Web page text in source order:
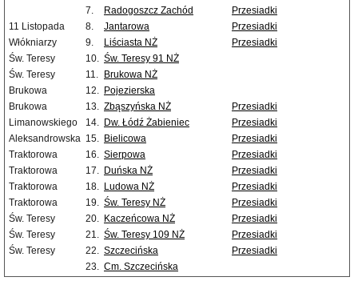
7.
Radogoszcz Zachód
Przesiadki
11 Listopada
8. Jantarowa
Przesiadki
Włókniarzy
9. Liściasta NŻ
Przesiadki
Św. Teresy
10. Św. Teresy 91 NŻ
Św. Teresy
11.
Brukowa NŻ
Brukowa
12. Pojezierska
Brukowa
13. Zbąszyńska NŻ
Przesiadki
Limanowskiego
14. Dw. Łódź Żabieniec
Przesiadki
Aleksandrowska 15. Bielicowa
Przesiadki
Traktorowa
16. Sierpowa
Przesiadki
Traktorowa
17. Duńska NŻ
Przesiadki
Traktorowa
18. Ludowa NŻ
Przesiadki
Traktorowa
19. Św. Teresy NŻ
Przesiadki
Św. Teresy
20. Kaczeńcowa NŻ
Przesiadki
Św. Teresy
21. Św. Teresy 109 NŻ
Przesiadki
Św. Teresy
22. Szczecińska
Przesiadki
23. Cm. Szczecińska